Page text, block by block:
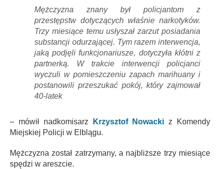
Mężczyzna znany był policjantom z
przestępstw dotyczących właśnie narkotyków.
Trzy miesiące temu usłyszał zarzut posiadania
substancji odurzającej. Tym razem interwencja,
jaką podjęli funkcjonariusze, dotyczyła kłótni z
partnerką. W trakcie interwencji policjanci
wyczuli w pomieszczeniu zapach marihuany i
postanowili przeszukać pokój, który zajmował
40-latek
– mówił nadkomisarz Krzysztof Nowacki z Komendy
Miejskiej Policji w Elblągu.
Mężczyzna został zatrzymany, a najbliższe trzy miesiące
spędzi w areszcie.